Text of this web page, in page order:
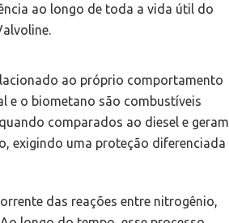
ao longo de toda a vida útil do
ao próprio comportamento
e o biometano são combustíveis
comparados ao diesel e geram
exigindo uma proteção diferenciada
das reações entre nitrogênio,